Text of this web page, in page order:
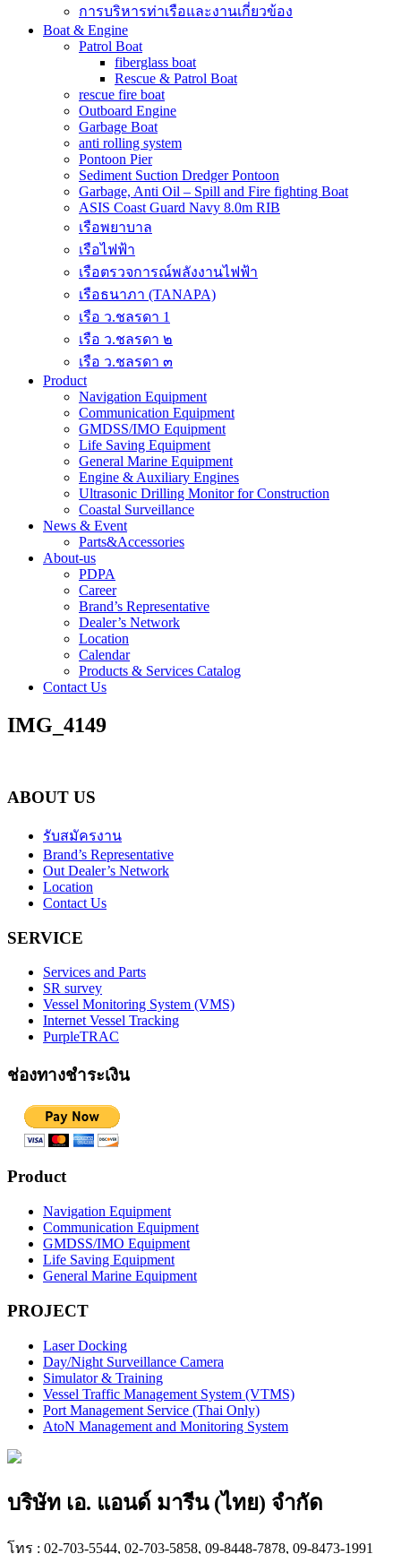
การบริหารท่าเรือและงานเกี่ยวข้อง
Boat & Engine
Patrol Boat
fiberglass boat
Rescue & Patrol Boat
rescue fire boat
Outboard Engine
Garbage Boat
anti rolling system
Pontoon Pier
Sediment Suction Dredger Pontoon
Garbage, Anti Oil – Spill and Fire fighting Boat
ASIS Coast Guard Navy 8.0m RIB
เรือพยาบาล
เรือไฟฟ้า
เรือตรวจการณ์พลังงานไฟฟ้า
เรือธนาภา (TANAPA)
เรือ ว.ชลรดา 1
เรือ ว.ชลรดา ๒
เรือ ว.ชลรดา ๓
Product
Navigation Equipment
Communication Equipment
GMDSS/IMO Equipment
Life Saving Equipment
General Marine Equipment
Engine & Auxiliary Engines
Ultrasonic Drilling Monitor for Construction
Coastal Surveillance
News & Event
Parts&Accessories
About-us
PDPA
Career
Brand’s Representative
Dealer’s Network
Location
Calendar
Products & Services Catalog
Contact Us
IMG_4149
ABOUT US
รับสมัครงาน
Brand’s Representative
Out Dealer’s Network
Location
Contact Us
SERVICE
Services and Parts
SR survey
Vessel Monitoring System (VMS)
Internet Vessel Tracking
PurpleTRAC
ช่องทางชำระเงิน
Product
Navigation Equipment
Communication Equipment
GMDSS/IMO Equipment
Life Saving Equipment
General Marine Equipment
PROJECT
Laser Docking
Day/Night Surveillance Camera
Simulator & Training
Vessel Traffic Management System (VTMS)
Port Management Service (Thai Only)
AtoN Management and Monitoring System
บริษัท เอ. แอนด์ มารีน (ไทย) จำกัด
โทร : 02-703-5544, 02-703-5858, 09-8448-7878, 09-8473-1991